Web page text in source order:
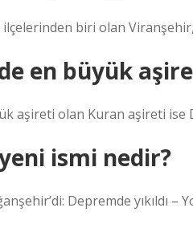
ilçelerinden biri olan
en büyük
aşireti olan Kuran aşireti ise
ismi nedir?
Depremde yıkıldı –